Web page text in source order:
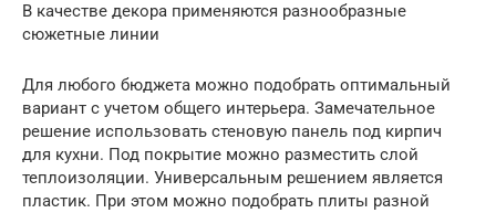
В качестве декора применяются разнообразные
сюжетные линии
Для любого бюджета можно подобрать оптимальный
вариант с учетом общего интерьера. Замечательное
решение использовать стеновую панель под кирпич
для кухни. Под покрытие можно разместить слой
теплоизоляции. Универсальным решением является
пластик. При этом можно подобрать плиты разной